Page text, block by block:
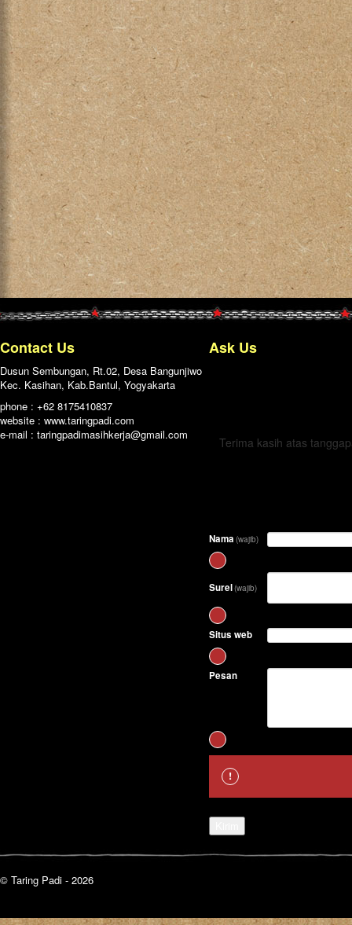
Contact Us
Dusun Sembungan, Rt.02, Desa Bangunjiwo
Kec. Kasihan, Kab.Bantul, Yogyakarta
phone : +62 8175410837
website : www.taringpadi.com
e-mail : taringpadimasihkerja@gmail.com
Ask Us
Terima kasih atas
Nama (wajib)
Surel(wajib)
Situs web
Pesan
© Taring Padi - 2026